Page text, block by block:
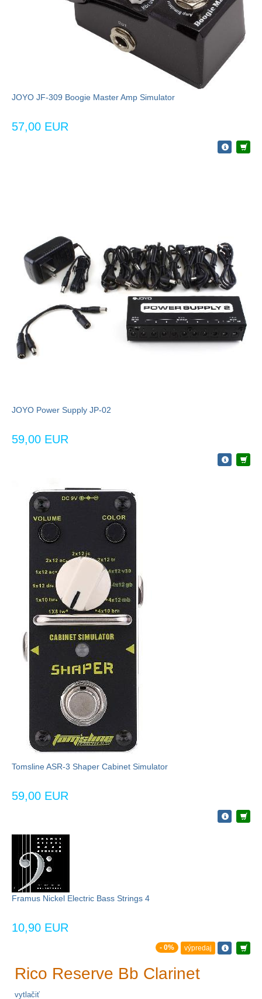
JOYO JF-309 Boogie Master Amp Simulator
57,00 EUR
JOYO Power Supply JP-02
59,00 EUR
Tomsline ASR-3 Shaper Cabinet Simulator
59,00 EUR
Framus Nickel Electric Bass Strings 4
10,90 EUR
- 0% výpredaj
Rico Reserve Bb Clarinet
vytlačiť